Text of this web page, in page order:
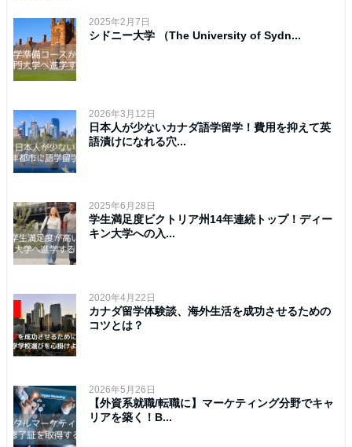
2025年2月7日
シドニー大学 （The University of Sydn...
2026年3月12日
日本人が少ないカナダ語学留学！費用を抑えて英
語漬けになれる穴...
2025年6月28日
学生満足度ビクトリア州14年連続トップ！ディー
キン大学への入...
2020年4月22日
カナダ留学体験談、海外生活を成功させるための
コツとは？
2026年5月26日
【外資系就職/転職に】マーケティング分野でキャ
リアを築く！B...